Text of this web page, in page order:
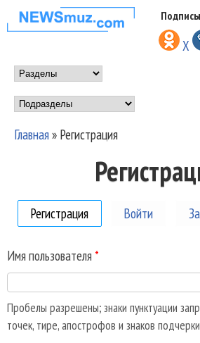
Перейти к
содержанию
НОВОСТИ
МУЗЫКИ И
ШОУ БИЗНЕСА
NEWSMUZ.COM
X
Main menu
Подразделы
Главная» Регистрация
Регистрация (активная вкладка)
Войти
Имя пользователя *
Пробелы разрешены; знаки пунктуации
точек, тире, апострофов и знаков